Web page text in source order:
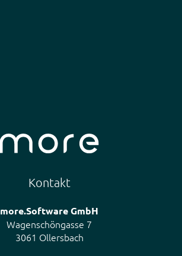
Kontakt
more.Software GmbH
Wagenschöngasse 7
3061 Ollersbach